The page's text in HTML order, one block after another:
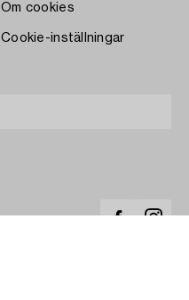
Om cookies
Cookie-inställningar